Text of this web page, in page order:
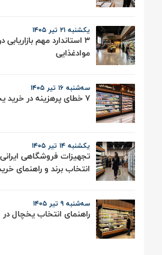
یکشنبه 21 تیر ۱۴۰۵
3 استاندارد مهم
موادغذایی
سه‌شنبه 16 تیر ۱۴۰۵
7 خطای پرهزینه در خرید یخچال فروشگاهی
یکشنبه 14 تیر ۱۴۰۵
تجهیزات فروشگاهی
انتخاب برند و راهنمای
سه‌شنبه 9 تیر ۱۴۰۵
راهنمای انتخاب یخچال